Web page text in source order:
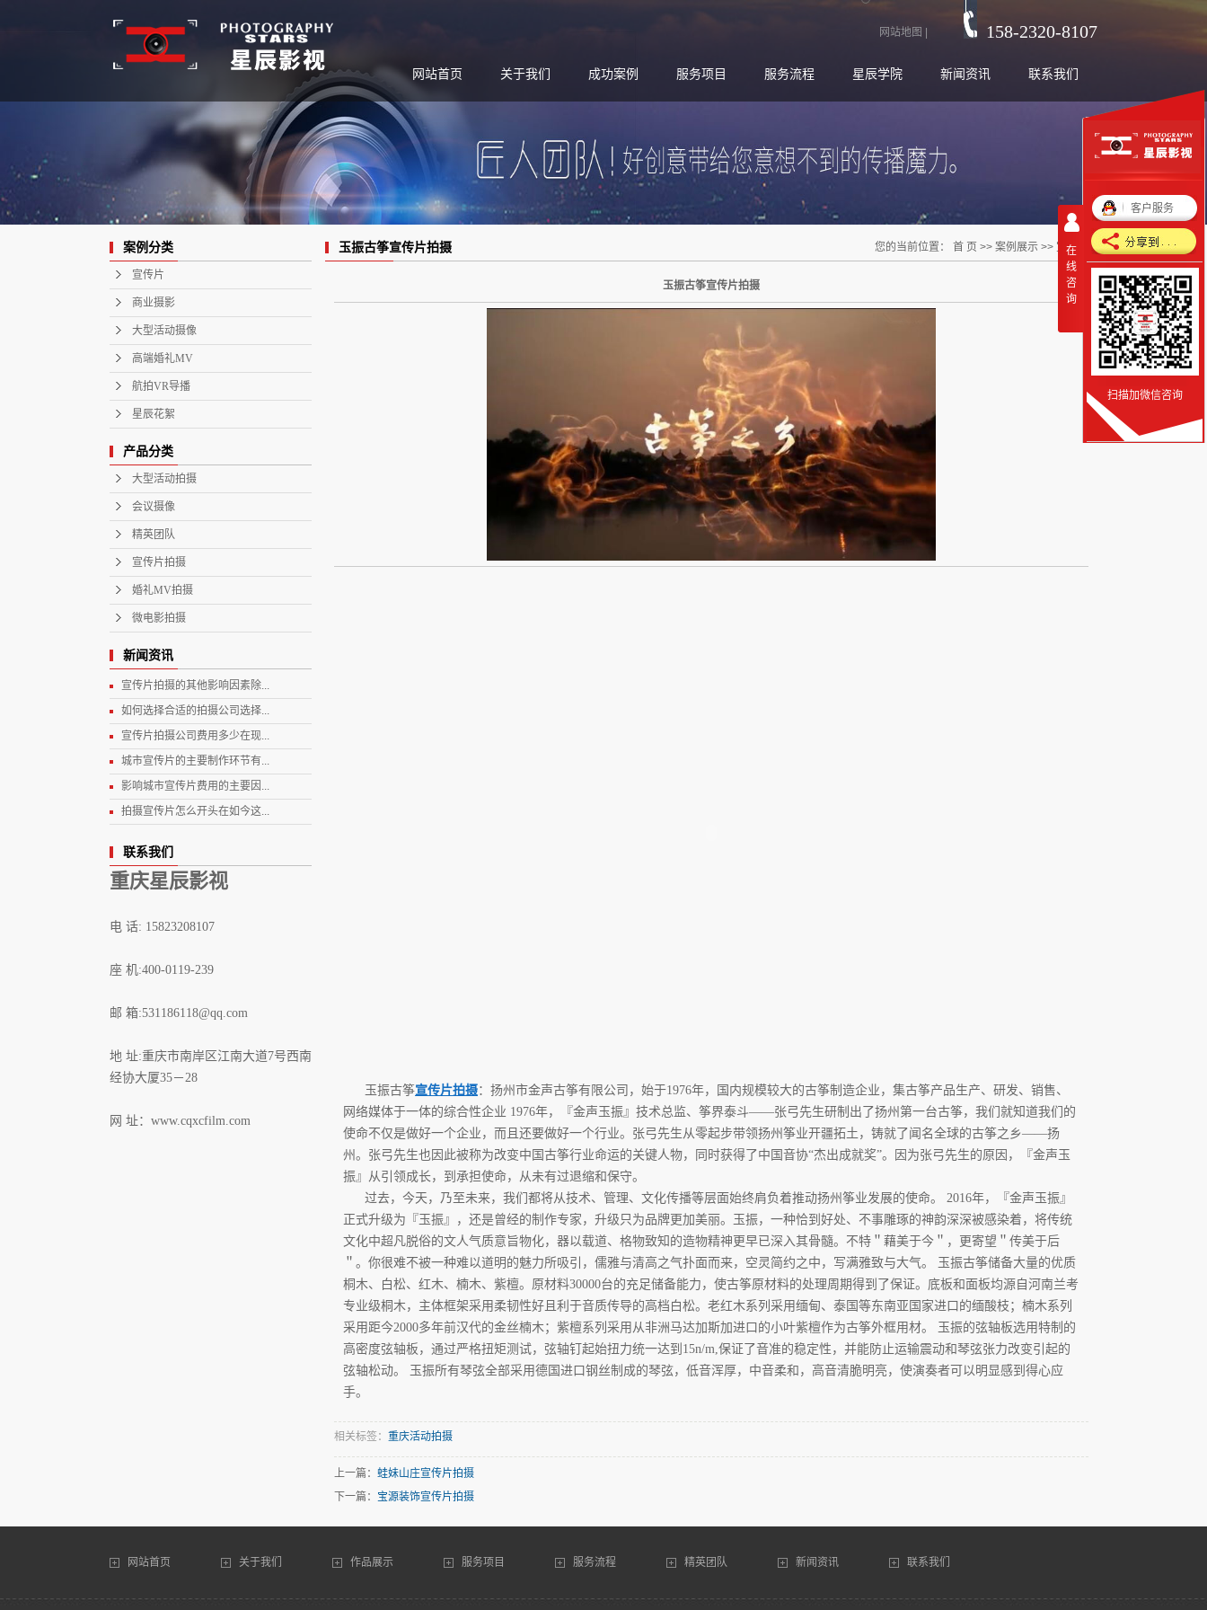
158-2320-8107
网站地图
网站首页 关于我们 成功案例 服务项目 服务流程 星辰学院 新闻资讯 联系我们
案例分类
宣传片
商业摄影
大型活动摄像
高端婚礼MV
航拍VR导播
星辰花絮
产品分类
大型活动拍摄
会议摄像
精英团队
宣传片拍摄
婚礼MV拍摄
微电影拍摄
新闻资讯
宣传片拍摄的其他影响因素除...
如何选择合适的拍摄公司选择...
宣传片拍摄公司费用多少在现...
城市宣传片的主要制作环节有...
影响城市宣传片费用的主要因...
拍摄宣传片怎么开头在如今这...
联系我们
重庆星辰影视
电 话: 15823208107
座 机:400-0119-239
邮 箱:531186118@qq.com
地 址:重庆市南岸区江南大道7号西南
经协大厦35－28
网 址： www.cqxcfilm.com
玉振古筝宣传片拍摄 您的当前位置： 首 页 >> 案例展示 >> 宣传片
玉振古筝宣传片拍摄
玉振古筝宣传片拍摄：扬州市金声古筝有限公司，始于1976年，国内规模较大的古筝制造企业，集古筝产品生产、研发、销售、
网络媒体于一体的综合性企业 1976年，『金声玉振』技术总监、筝界泰斗——张弓先生研制出了扬州第一台古筝，我们就知道我们的
使命不仅是做好一个企业，而且还要做好一个行业。张弓先生从零起步带领扬州筝业开疆拓土，铸就了闻名全球的古筝之乡——扬
州。张弓先生也因此被称为改变中国古筝行业命运的关键人物，同时获得了中国音协“杰出成就奖”。因为张弓先生的原因，『金声玉
振』从引领成长，到承担使命，从未有过退缩和保守。
过去，今天，乃至未来，我们都将从技术、管理、文化传播等层面始终肩负着推动扬州筝业发展的使命。 2016年，『金声玉振』
正式升级为『玉振』，还是曾经的制作专家，升级只为品牌更加美丽。玉振，一种恰到好处、不事雕琢的神韵深深被感染着，将传统
文化中超凡脱俗的文人气质意旨物化，器以载道、格物致知的造物精神更早已深入其骨髓。不特＂藉美于今＂，更寄望＂传美于后
＂。你很难不被一种难以道明的魅力所吸引，儒雅与清高之气扑面而来，空灵简约之中，写满雅致与大气。 玉振古筝储备大量的优质
桐木、白松、红木、楠木、紫檀。原材料30000台的充足储备能力，使古筝原材料的处理周期得到了保证。底板和面板均源自河南兰考
专业级桐木，主体框架采用柔韧性好且利于音质传导的高档白松。老红木系列采用缅甸、泰国等东南亚国家进口的缅酸枝；楠木系列
采用距今2000多年前汉代的金丝楠木；紫檀系列采用从非洲马达加斯加进口的小叶紫檀作为古筝外框用材。 玉振的弦轴板选用特制的
高密度弦轴板，通过严格扭矩测试，弦轴钉起始扭力统一达到15n/m,保证了音准的稳定性，并能防止运输震动和琴弦张力改变引起的
弦轴松动。 玉振所有琴弦全部采用德国进口钢丝制成的琴弦，低音浑厚，中音柔和，高音清脆明亮，使演奏者可以明显感到得心应
手。
相关标签： 重庆活动拍摄
上一篇： 蛙妹山庄宣传片拍摄
下一篇： 宝源装饰宣传片拍摄
网站首页 关于我们 作品展示 服务项目 服务流程 精英团队 新闻资讯 联系我们
在
线
咨
询
客户服务
扫描加微信咨询